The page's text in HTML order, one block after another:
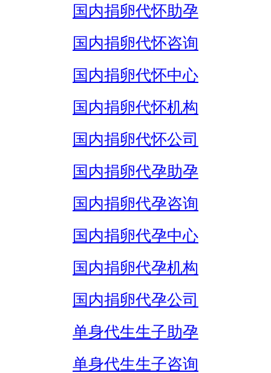
国内捐卵代怀助孕
国内捐卵代怀咨询
国内捐卵代怀中心
国内捐卵代怀机构
国内捐卵代怀公司
国内捐卵代孕助孕
国内捐卵代孕咨询
国内捐卵代孕中心
国内捐卵代孕机构
国内捐卵代孕公司
单身代生生子助孕
单身代生生子咨询